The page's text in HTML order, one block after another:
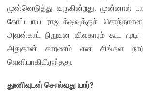
முன்னெடுத்து வருகின்றது. முன்னாள்
கோட்டபாய ராஜபக்‌ஷவுக்குச்
அவன்காட் நிறுவன விவகாரம் கூட
அதுதான் காரணம் என சிங்கள
வெளியாகியிருந்தது.
துணிவுடன் சொல்வது யார்?